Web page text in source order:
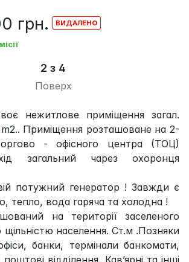
грн.
2 з 4
Поверх
нежитлове приміщення загал.
Приміщення розташоване на 2-
- офісного центра (ТОЦ)
загальний чарез охоронця
потужний генератор ! Завжди є
тепло, вода гаряча та холодна !
на території заселеного
населення. Ст.м .Позняки
банки, термінали банкомати,
відділення. Кав’ярні та інші